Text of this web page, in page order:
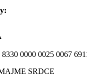
0000 0025 0067
SRDCE